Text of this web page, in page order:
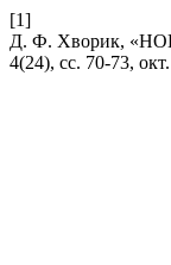
[1]
Д. Ф. Хворик,
4(24), сс. 70-73,